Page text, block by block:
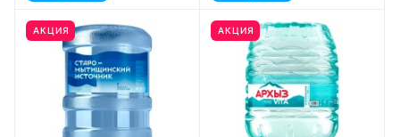
АКЦИЯ АКЦИЯ